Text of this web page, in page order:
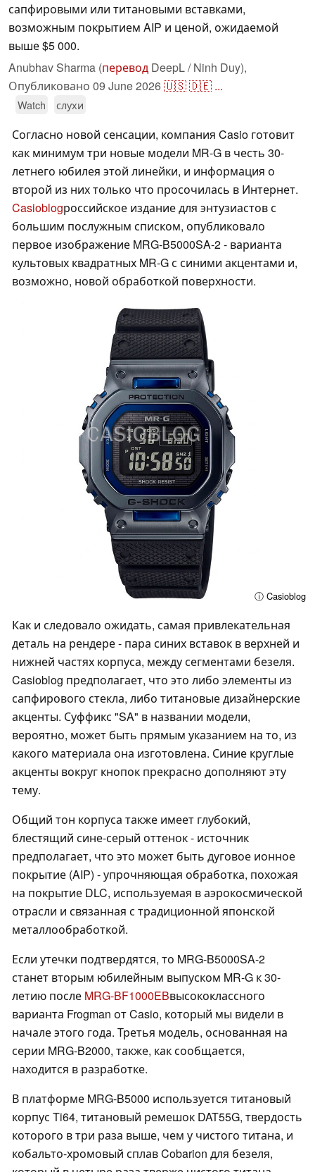
сапфировыми или титановыми вставками,
возможным покрытием AIP и ценой, ожидаемой
выше $5 000.
Anubhav Sharma (перевод DeepL / Ninh Duy),
Опубликовано 09 June 2026🇺🇸🇩🇪 ...
Watch слухи
Согласно новой сенсации, компания Casio готовит
как минимум три новые модели MR-G в честь 30-
летнего юбилея этой линейки, и информация о
второй из них только что просочилась в Интернет.
Casioblogроссийское издание для энтузиастов с
большим послужным списком, опубликовало
первое изображение MRG-B5000SA-2 - варианта
культовых квадратных MR-G с синими акцентами и,
возможно, новой обработкой поверхности.
ⓘ Casioblog
Как и следовало ожидать, самая привлекательная
деталь на рендере - пара синих вставок в верхней и
нижней частях корпуса, между сегментами безеля.
Casioblog предполагает, что это либо элементы из
сапфирового стекла, либо титановые дизайнерские
акценты. Суффикс "SA" в названии модели,
вероятно, может быть прямым указанием на то, из
какого материала она изготовлена. Синие круглые
акценты вокруг кнопок прекрасно дополняют эту
тему.
Общий тон корпуса также имеет глубокий,
блестящий сине-серый оттенок - источник
предполагает, что это может быть дуговое ионное
покрытие (AIP) - упрочняющая обработка, похожая
на покрытие DLC, используемая в аэрокосмической
отрасли и связанная с традиционной японской
металлообработкой.
Если утечки подтвердятся, то MRG-B5000SA-2
станет вторым юбилейным выпуском MR-G к 30-
летию после MRG-BF1000EBвысококлассного
варианта Frogman от Casio, который мы видели в
начале этого года. Третья модель, основанная на
серии MRG-B2000, также, как сообщается,
находится в разработке.
В платформе MRG-B5000 используется титановый
корпус Ti64, титановый ремешок DAT55G, твердость
которого в три раза выше, чем у чистого титана, и
кобальто-хромовый сплав Cobarion для безеля,